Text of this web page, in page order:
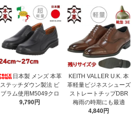
日本製 メンズ 本革
ステッチダウン製法 ビ
ブラム使用M5049クロ
9,790円
KEITH VALLER U.K. 本
革軽量ビジネスシューズ
ストレートチップDBR
梅雨の時期にも最適
4,840円